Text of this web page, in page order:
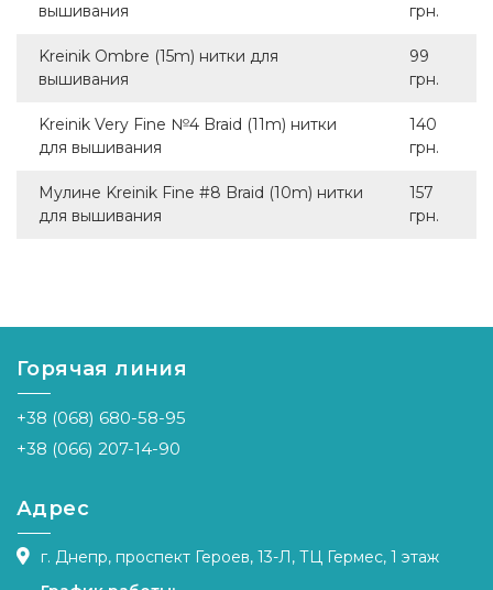
вышивания
грн.
Kreinik Ombre (15m) нитки для
вышивания
99
грн.
Kreinik Very Fine №4 Braid (11m) нитки
для вышивания
140
грн.
Мулине Kreinik Fine #8 Braid (10m) нитки
для вышивания
157
грн.
Горячая линия
+38 (068) 680-58-95
+38 (066) 207-14-90
Адрес
г. Днепр, проспект Героев, 13-Л, ТЦ Гермес, 1 этаж